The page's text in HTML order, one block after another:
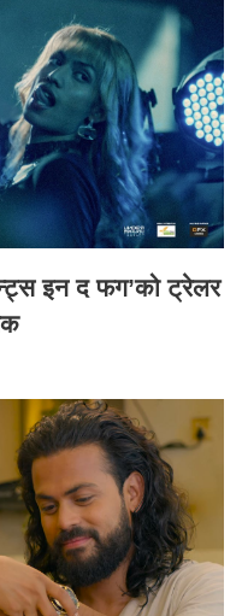
इन द फग’को ट्रेलर